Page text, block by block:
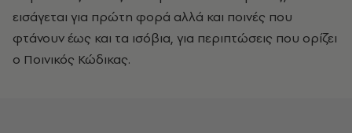
εισάγεται για πρώτη φορά αλλά και ποινές που
φτάνουν έως και τα ισόβια, για περιπτώσεις που ορίζει
ο Ποινικός Κώδικας.